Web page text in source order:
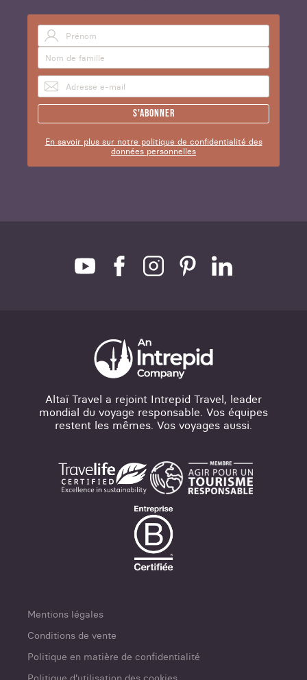
S'abonner
En savoir plus sur notre politique de confidentialité des
données personnelles
Altaï Travel a rejoint Intrepid Travel, leader
mondial du voyage responsable. Vos équipes
restent les mêmes. Vos voyages aussi.
Mentions légales
Conditions de vente
Politique en matière de confidentialité